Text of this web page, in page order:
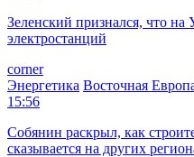
Зеленский признался, что на
электростанций
corner
Энергетика Восточная
15:56
Собянин раскрыл, как
сказывается на других